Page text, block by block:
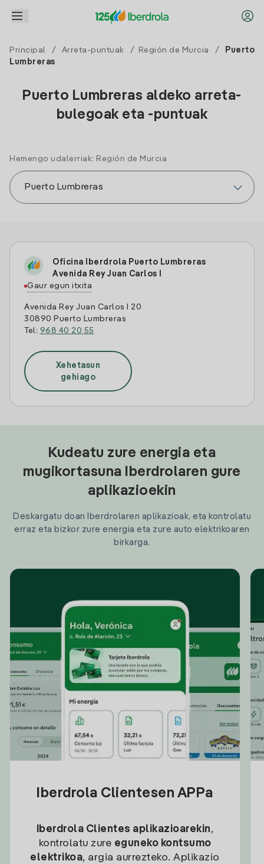
Principal / Arreta-puntuak / Región de Murcia /
Puerto
Lumbreras
Puerto Lumbreras aldeko arreta-
bulegoak eta -puntuak
Hemengo udalerriak: Región de Murcia
Oficina Iberdrola Puerto Lumbreras
Avenida Rey Juan Carlos I
Gaur egun itxita
Avenida Rey Juan Carlos I 20
30890 Puerto Lumbreras
Tel: 968 40 20 55
Xehetasun
gehiago
Kudeatu zure energia eta
mugikortasuna Iberdrolaren gure
aplikazioekin
Deskargatu doan Iberdrolaren aplikazioak, eta kontrolatu
erraz eta bizkor zure energia eta zure auto elektrikoaren
birkarga.
Iberdrola Clientesen APPa
Iberdrola Clientes aplikazioarekin,
kontrolatu zure eguneko kontsumo
elektrikoa, argia aurrezteko. Aplikazio